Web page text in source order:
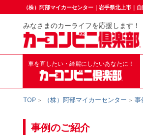
（株）阿部マイカーセンター｜岩手県北上市｜
みなさまのカーライフを応援します！
車を直したい・綺麗にしたいあなたに！
TOP （株）阿部マイカーセンター 事
事例のご紹介